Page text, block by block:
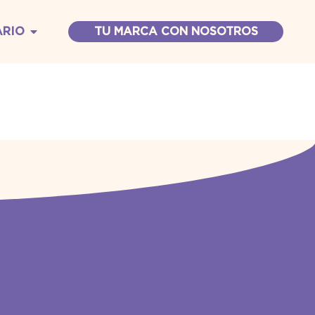
TU MARCA CON NOSOTROS